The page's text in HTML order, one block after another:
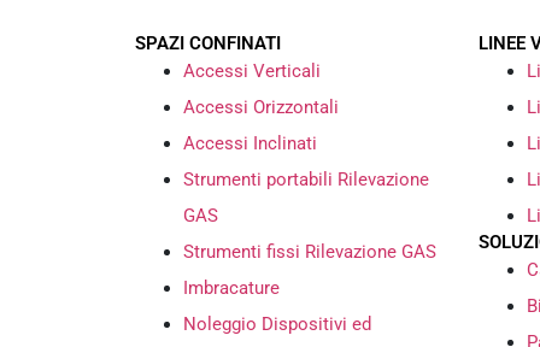
SPAZI CONFINATI
Accessi Verticali
Accessi Orizzontali
Accessi Inclinati
Strumenti portabili Rilevazione
GAS
Strumenti fissi Rilevazione GAS
Imbracature
Noleggio Dispositivi ed
LINEE